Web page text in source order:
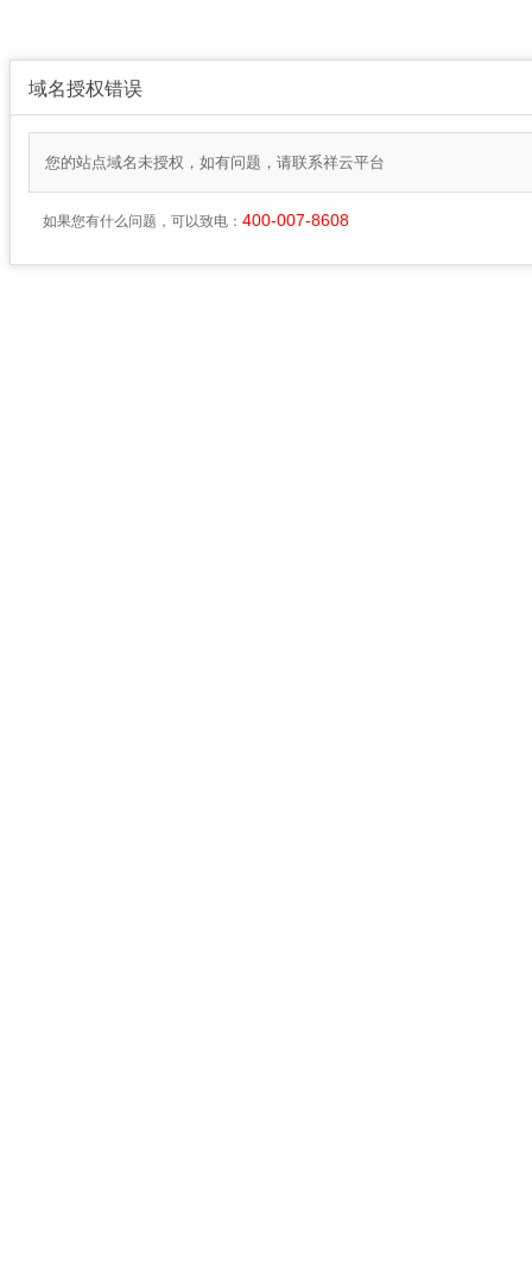
域名授权错误
您的站点域名未授权，如有问题，请联系祥云平台
如果您有什么问题，可以致电： 400-007-8608